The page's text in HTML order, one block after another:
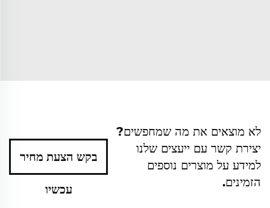
לא מוצאים את מה שמחפשים?
יצירת קשר עם ייעצים שלנו
למידע על מוצרים נוספים
הזמינים.
בקש הצעת מחיר
עכשיו